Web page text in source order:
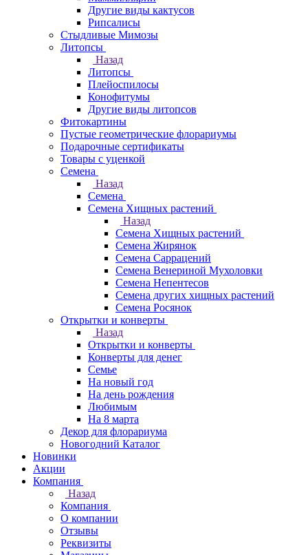
Другие виды кактусов
Рипсалисы
Стыдливые Мимозы
Литопсы
Назад
Литопсы
Плейоспилосы
Конофитумы
Другие виды литопсов
Фитокартины
Пустые геометрические флорариумы
Подарочные сертификаты
Товары с уценкой
Семена
Назад
Семена
Семена Хищных растений
Назад
Семена Хищных растений
Семена Жирянок
Семена Саррацений
Семена Венериной Мухоловки
Семена Непентесов
Семена других хищных растений
Семена Росянок
Открытки и конверты
Назад
Открытки и конверты
Конверты для денег
Семье
На новый год
На день рождения
Любимым
На 8 марта
Декор для флорариума
Новогодний Каталог
Новинки
Акции
Компания
Назад
Компания
О компании
Отзывы
Реквизиты